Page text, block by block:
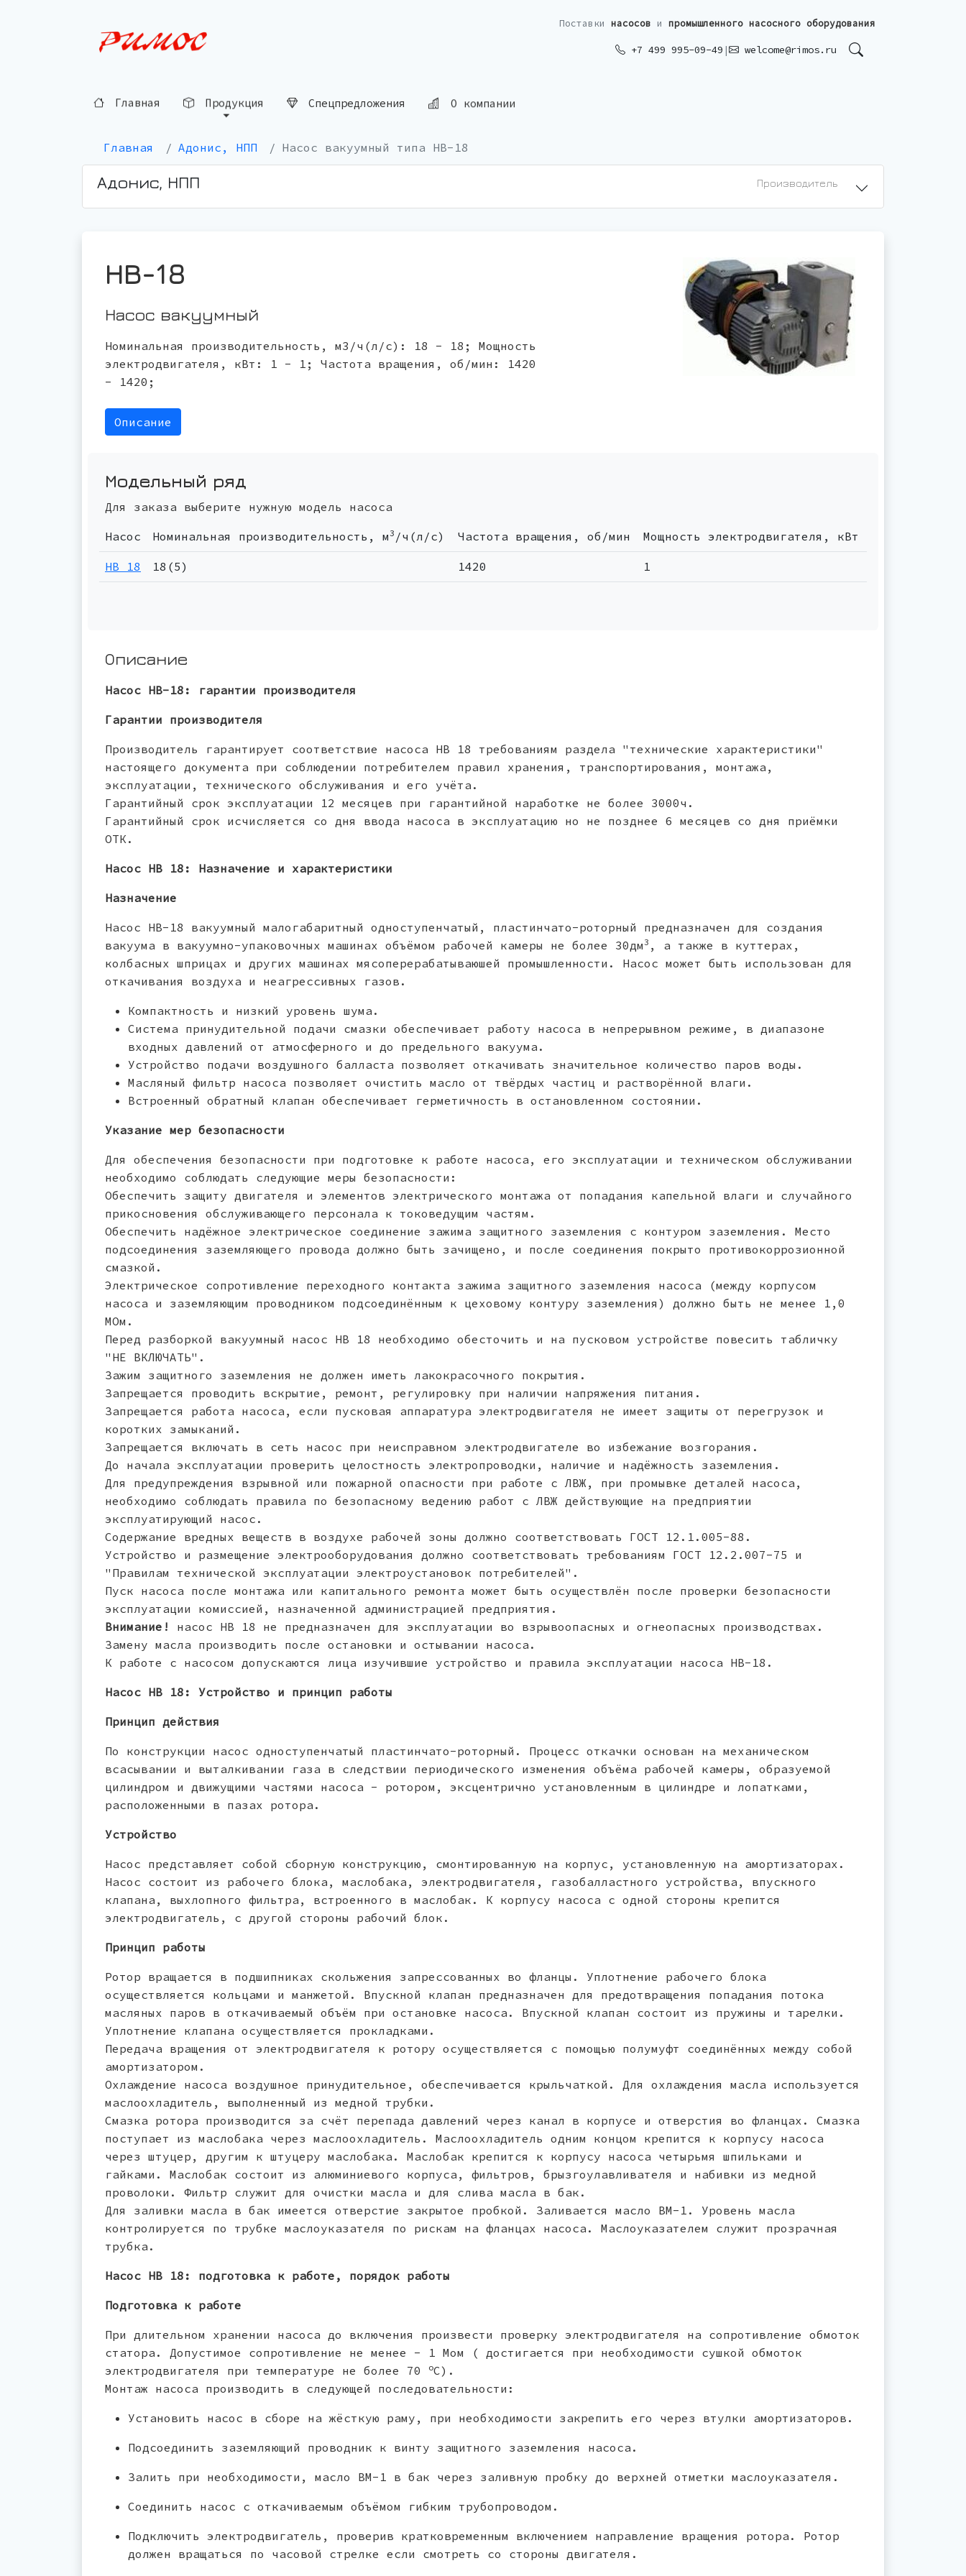
Поставки насосов и промышленного насосного оборудования
+7 499 995-09-49 | welcome@rimos.ru
Главная Продукция Спецпредложения О компании
Главная Адонис, НПП Насос вакуумный типа НВ-18
Адонис, НПП Производитель
НВ-18
Насос вакуумный
Номинальная производительность, м3/ч(л/с): 18 - 18; Мощность
электродвигателя, кВт: 1 - 1; Частота вращения, об/мин: 1420
- 1420;
Описание
Модельный ряд
Для заказа выберите нужную модель насоса
Насос Номинальная производительность, м3 /ч(л/с) Частота вращения, об/мин Мощность электродвигателя, кВт
НВ 18 18(5) 1420 1
Описание
Насос НВ-18: гарантии производителя
Гарантии производителя
Производитель гарантирует соответствие насоса НВ 18 требованиям раздела "технические характеристики"
настоящего документа при соблюдении потребителем правил хранения, транспортирования, монтажа,
эксплуатации, технического обслуживания и его учёта.
Гарантийный срок эксплуатации 12 месяцев при гарантийной наработке не более 3000ч.
Гарантийный срок исчисляется со дня ввода насоса в эксплуатацию но не позднее 6 месяцев со дня приёмки
ОТК.
Насос НВ 18: Назначение и характеристики
Назначение
Насос НВ-18 вакуумный малогабаритный одноступенчатый, пластинчато-роторный предназначен для создания
вакуума в вакуумно-упаковочных машинах объёмом рабочей камеры не более 30дм3 , а также в куттерах,
колбасных шприцах и других машинах мясоперерабатываюшей промышленности. Насос может быть использован для
откачивания воздуха и неагрессивных газов.
Компактность и низкий уровень шума.
Система принудительной подачи смазки обеспечивает работу насоса в непрерывном режиме, в диапазоне
входных давлений от атмосферного и до предельного вакуума.
Устройство подачи воздушного балласта позволяет откачивать значительное количество паров воды.
Масляный фильтр насоса позволяет очистить масло от твёрдых частиц и растворённой влаги.
Встроенный обратный клапан обеспечивает герметичность в остановленном состоянии.
Указание мер безопасности
Для обеспечения безопасности при подготовке к работе насоса, его эксплуатации и техническом обслуживании
необходимо соблюдать следующие меры безопасности:
Обеспечить защиту двигателя и элементов электрического монтажа от попадания капельной влаги и случайного
прикосновения обслуживающего персонала к токоведущим частям.
Обеспечить надёжное электрическое соединение зажима защитного заземления с контуром заземления. Место
подсоединения заземляющего провода должно быть зачищено, и после соединения покрыто противокоррозионной
смазкой.
Электрическое сопротивление переходного контакта зажима защитного заземления насоса (между корпусом
насоса и заземляющим проводником подсоединённым к цеховому контуру заземления) должно быть не менее 1,0
МОм.
Перед разборкой вакуумный насос НВ 18 необходимо обесточить и на пусковом устройстве повесить табличку
"НЕ ВКЛЮЧАТЬ".
Зажим защитного заземления не должен иметь лакокрасочного покрытия.
Запрещается проводить вскрытие, ремонт, регулировку при наличии напряжения питания.
Запрещается работа насоса, если пусковая аппаратура электродвигателя не имеет защиты от перегрузок и
коротких замыканий.
Запрещается включать в сеть насос при неисправном электродвигателе во избежание возгорания.
До начала эксплуатации проверить целостность электропроводки, наличие и надёжность заземления.
Для предупреждения взрывной или пожарной опасности при работе с ЛВЖ, при промывке деталей насоса,
необходимо соблюдать правила по безопасному ведению работ с ЛВЖ действующие на предприятии
эксплуатирующий насос.
Содержание вредных веществ в воздухе рабочей зоны должно соответствовать ГОСТ 12.1.005-88.
Устройство и размещение электрооборудования должно соответствовать требованиям ГОСТ 12.2.007-75 и
"Правилам технической эксплуатации электроустановок потребителей".
Пуск насоса после монтажа или капитального ремонта может быть осуществлён после проверки безопасности
эксплуатации комиссией, назначенной администрацией предприятия.
Внимание!
насос НВ 18 не предназначен для эксплуатации во взрывоопасных и огнеопасных производствах.
Замену масла производить после остановки и остывании насоса.
К работе с насосом допускаются лица изучившие устройство и правила эксплуатации насоса НВ-18.
Насос НВ 18: Устройство и принцип работы
Принцип действия
По конструкции насос одноступенчатый пластинчато-роторный. Процесс откачки основан на механическом
всасывании и выталкивании газа в следствии периодического изменения объёма рабочей камеры, образуемой
цилиндром и движущими частями насоса - ротором, эксцентрично установленным в цилиндре и лопатками,
расположенными в пазах ротора.
Устройство
Насос представляет собой сборную конструкцию, смонтированную на корпус, установленную на амортизаторах.
Насос состоит из рабочего блока, маслобака, электродвигателя, газобалластного устройства, впускного
клапана, выхлопного фильтра, встроенного в маслобак. К корпусу насоса с одной стороны крепится
электродвигатель, с другой стороны рабочий блок.
Принцип работы
Ротор вращается в подшипниках скольжения запрессованных во фланцы. Уплотнение рабочего блока
осуществляется кольцами и манжетой. Впускной клапан предназначен для предотвращения попадания потока
масляных паров в откачиваемый объём при остановке насоса. Впускной клапан состоит из пружины и тарелки.
Уплотнение клапана осуществляется прокладками.
Передача вращения от электродвигателя к ротору осуществляется с помощью полумуфт соединённых между собой
амортизатором.
Охлаждение насоса воздушное принудительное, обеспечивается крыльчаткой. Для охлаждения масла используется
маслоохладитель, выполненный из медной трубки.
Смазка ротора производится за счёт перепада давлений через канал в корпусе и отверстия во фланцах. Смазка
поступает из маслобака через маслоохладитель. Маслоохладитель одним концом крепится к корпусу насоса
через штуцер, другим к штуцеру маслобака. Маслобак крепится к корпусу насоса четырьмя шпильками и
гайками. Маслобак состоит из алюминиевого корпуса, фильтров, брызгоулавливателя и набивки из медной
проволоки. Фильтр служит для очистки масла и для слива масла в бак.
Для заливки масла в бак имеется отверстие закрытое пробкой. Заливается масло ВМ-1. Уровень масла
контролируется по трубке маслоуказателя по рискам на фланцах насоса. Маслоуказателем служит прозрачная
трубка.
Насос НВ 18: подготовка к работе, порядок работы
Подготовка к работе
При длительном хранении насоса до включения произвести проверку электродвигателя на сопротивление обмоток
статора. Допустимое сопротивление не менее - 1 Мом ( достигается при необходимости сушкой обмоток
электродвигателя при температуре не более 70
oC).
Монтаж насоса производить в следующей последовательности:
Установить насос в сборе на жёсткую раму, при необходимости закрепить его через втулки амортизаторов.
Подсоединить заземляющий проводник к винту защитного заземления насоса.
Залить при необходимости, масло ВМ-1 в бак через заливную пробку до верхней отметки маслоуказателя.
Соединить насос с откачиваемым объёмом гибким трубопроводом.
Подключить электродвигатель, проверив кратковременным включением направление вращения ротора. Ротор
должен вращаться по часовой стрелке если смотреть со стороны двигателя.